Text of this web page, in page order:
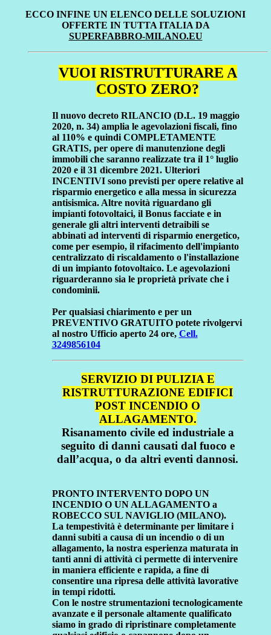
ECCO INFINE UN ELENCO DELLE SOLUZIONI
OFFERTE IN TUTTA ITALIA DA
SUPERFABBRO-MILANO.EU
VUOI RISTRUTTURARE A
COSTO ZERO?
Il nuovo decreto RILANCIO (D.L. 19 maggio
2020, n. 34) amplia le agevolazioni fiscali, fino
al 110% e quindi COMPLETAMENTE
GRATIS, per opere di manutenzione degli
immobili che saranno realizzate tra il 1° luglio
2020 e il 31 dicembre 2021. Ulteriori
INCENTIVI sono previsti per opere relative al
risparmio energetico e alla messa in sicurezza
antisismica. Altre novità riguardano gli
impianti fotovoltaici, il Bonus facciate e in
generale gli altri interventi detraibili se
abbinati ad interventi di risparmio energetico,
come per esempio, il rifacimento dell'impianto
centralizzato di riscaldamento o l'installazione
di un impianto fotovoltaico. Le agevolazioni
riguarderanno sia le proprietà private che i
condominii.
Per qualsiasi chiarimento e per un
PREVENTIVO GRATUITO potete rivolgervi
al nostro Ufficio aperto 24 ore, Cell.
3249856104
SERVIZIO DI PULIZIA E
RISTRUTTURAZIONE EDIFICI
POST INCENDIO O
ALLAGAMENTO.
Risanamento civile ed industriale a
seguito di danni causati dal fuoco e
dall’acqua, o da altri eventi dannosi.
PRONTO INTERVENTO DOPO UN
INCENDIO O UN ALLAGAMENTO a
ROBECCO SUL NAVIGLIO (MILANO).
La tempestività è determinante per limitare i
danni subiti a causa di un incendio o di un
allagamento, la nostra esperienza maturata in
tanti anni di attività ci permette di intervenire
in maniera efficiente e rapida, a fine di
consentire una ripresa delle attività lavorative
in tempi ridotti.
Con le nostre strumentazioni tecnologicamente
avanzate e il personale altamente qualificato
siamo in grado di ripristinare completamente